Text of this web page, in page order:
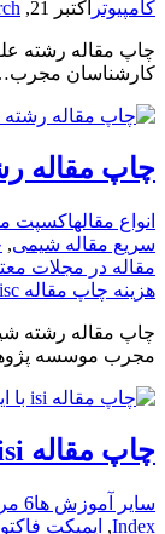
کامپیوتر اکتبر 21, 2020
چاپ مقاله رشته
کارشناسان
چاپ مقاله
انواع مقالهاکسپت
سریع مقاله شیمی,
مقاله در مجلات
هزینه چاپ مقاله isc
چاپ مقاله رشته
مجرب موسسه
چاپ مقاله isi با ایمپکت بالا
سایر آموزش ها6 مرحله چاپ مقاله isi با ایمپکت بالا
Index
, ایمپکت